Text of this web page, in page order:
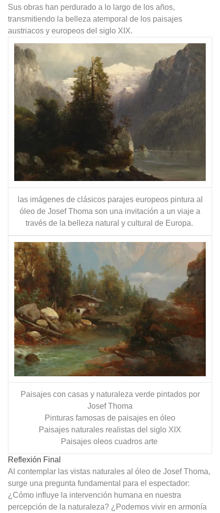
Sus obras han perdurado a lo largo de los años,
transmitiendo la belleza atemporal de los paisajes
austriacos y europeos del siglo XIX.
las imágenes de clásicos parajes europeos pintura al
óleo de Josef Thoma son una invitación a un viaje a
través de la belleza natural y cultural de Europa.
Paisajes con casas y naturaleza verde pintados por
Josef Thoma
Pinturas famosas de paisajes en óleo
Paisajes naturales realistas del siglo XIX
Paisajes oleos cuadros arte
Reflexión Final
Al contemplar las vistas naturales al óleo de Josef Thoma,
surge una pregunta fundamental para el espectador:
¿Cómo influye la intervención humana en nuestra
percepción de la naturaleza? ¿Podemos vivir en armonía